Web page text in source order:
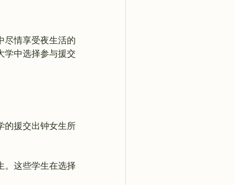
尽情享受夜生活的
学中选择参与援交
的援交出钟女生所
。这些学生在选择